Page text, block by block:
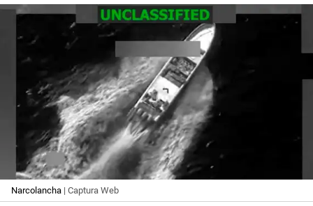
Narcolancha | Captura Web